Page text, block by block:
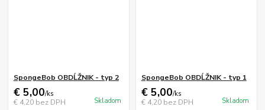
SpongeBob OBDĹŽNIK - typ 2
€ 5,00/ks
€ 4,20 bez DPH Skladom
SpongeBob OBDĹŽNIK - typ 1
€ 5,00/ks
€ 4,20 bez DPH Skladom